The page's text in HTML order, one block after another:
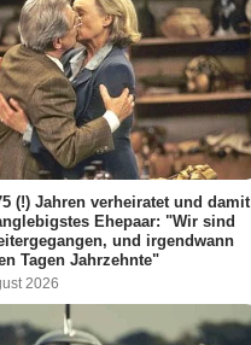
(!) Jahren verheiratet und damit
Ehepaar: "Wir sind
und irgendwann
Tagen Jahrzehnte"
2026